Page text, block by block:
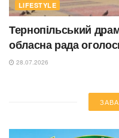
LIFESTYLE
Тернопільський
обласна рада
28.07.2026